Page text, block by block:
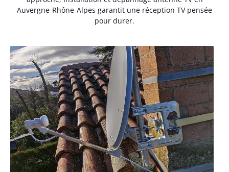
Auvergne-Rhône-Alpes garantit une réception TV pensée
pour durer.